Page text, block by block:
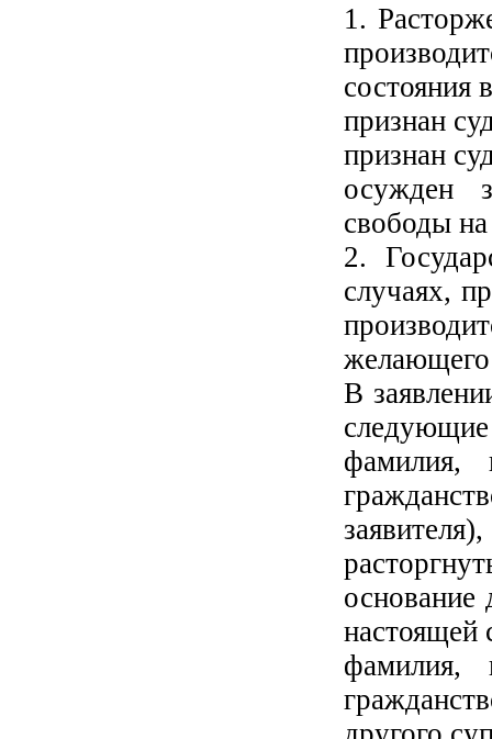
1.
состояния
признан
признан
осужден
свободы
2.
случаях,
желающего
В
следующие
фамилия,
основание
настоящей
фамилия,